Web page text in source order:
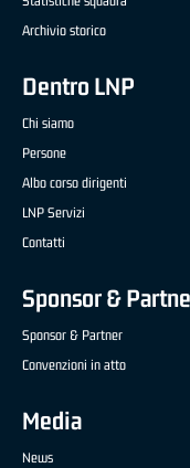
Archivio storico
Dentro LNP
Chi siamo
Persone
Albo corso dirigenti
LNP Servizi
Contatti
Sponsor &
Sponsor & Partner
Convenzioni in atto
Media
News